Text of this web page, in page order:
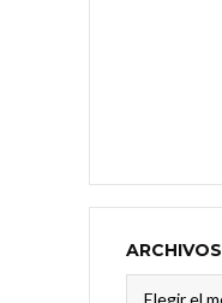
ARCHIVOS